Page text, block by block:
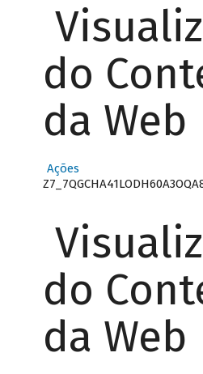
do
da Web
Ações
do
da Web